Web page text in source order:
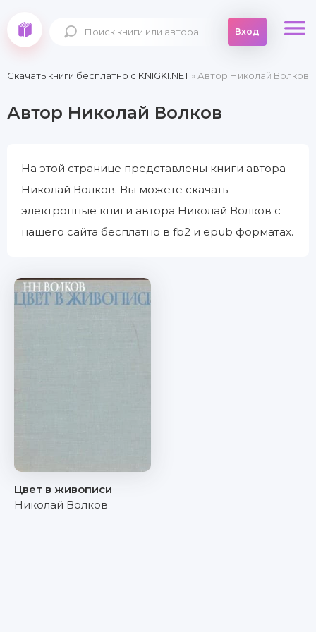
Вход
Скачать книги бесплатно c KNIGKI.NET» Автор Николай Волков
Автор Николай Волков
На этой странице представлены книги автора
Николай Волков. Вы можете скачать
электронные книги автора Николай Волков с
нашего сайта бесплатно в fb2 и epub форматах.
Цвет в живописи
Николай Волков